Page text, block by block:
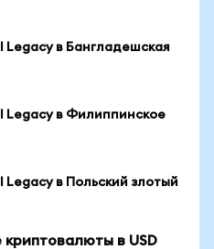
в Бангладешская
Legacy в Филиппинское
в Польский злотый
в USD